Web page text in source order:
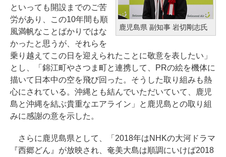
鹿児島県 副知事 岩切剛志氏
といっても開設までのご苦
労があり、この10年間も順
風満帆なことばかりではな
かったと思うが、それらを
乗り越えてこの日を迎えられたことに敬意を表したい」
とし、「錦江町やさつま町と連携して、PRの絵を機体に
描いて日本中の空を飛び回った。そうした取り組みも熱
心にされている。沖縄とも結んでいただいていて、鹿児
島と沖縄を結ぶ貴重なエアライン」と鹿児島との取り組
みに感謝の意を示した。
さらに鹿児島県として、「2018年はNHKの大河ドラマ
『西郷どん』が放映され、奄美大島は順調にいけば2018